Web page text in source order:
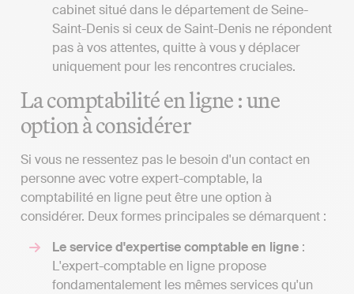
cabinet situé dans le département de Seine-
Saint-Denis si ceux de Saint-Denis ne répondent
pas à vos attentes, quitte à vous y déplacer
uniquement pour les rencontres cruciales.
La comptabilité en ligne : une
option à considérer
Si vous ne ressentez pas le besoin d'un contact en
personne avec votre expert-comptable, la
comptabilité en ligne peut être une option à
considérer. Deux formes principales se démarquent :
Le service d'expertise comptable en ligne :
L'expert-comptable en ligne propose
fondamentalement les mêmes services qu'un